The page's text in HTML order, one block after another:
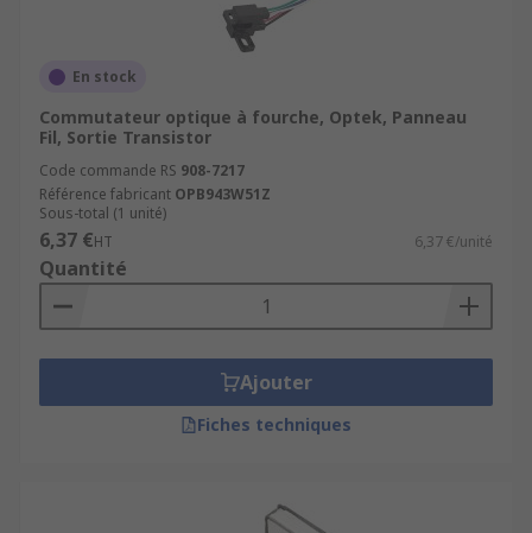
En stock
Commutateur optique à fourche, Optek, Panneau
Fil, Sortie Transistor
Code commande RS 908-7217
Référence fabricant OPB943W51Z
Sous-total (1 unité)
6,37 €HT 6,37 €/unité
Quantité
Ajouter
Fiches techniques